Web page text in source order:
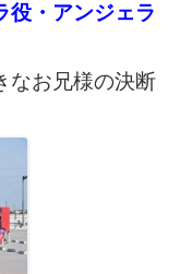
役・アンジェラ
なお兄様の決断